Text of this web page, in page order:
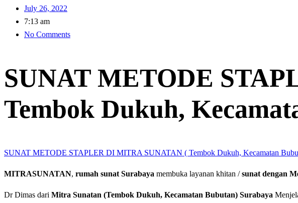
July 26, 2022
7:13 am
No Comments
SUNAT METODE
Tembok Dukuh,
SUNAT METODE STAPLER DI MITRA SUNATAN ( Tembok Dukuh, Kecamatan
MITRASUNATAN, rumah sunat Surabaya membuka layanan khitan /sunat dengan
Dr Dimas dari Mitra Sunatan (Tembok Dukuh, Kecamatan Bubutan) Surabaya